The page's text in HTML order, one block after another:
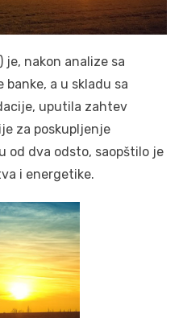
je, nakon analize sa
a u skladu sa
uputila zahtev
za poskupljenje
od dva odsto, saopštilo je
i energetike.